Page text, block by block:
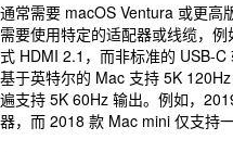
通常需要 macOS Ventura 或更高
需要使用特定的适配器或线缆，
式 HDMI 2.1，而非标准的 USB-
基于英特尔的 Mac 支持 5K
遍支持 5K 60Hz 输出。例如，
器，而 2018 款 Mac mini 仅支持一